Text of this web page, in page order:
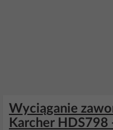
Wyciąganie
Karcher